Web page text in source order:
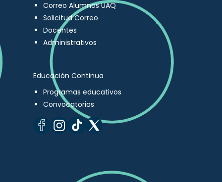
Correo Alumnos UAQ
Solicitud Correo
Docentes
Administrativos
Educación Continua
Programas educativos
Convocatorias